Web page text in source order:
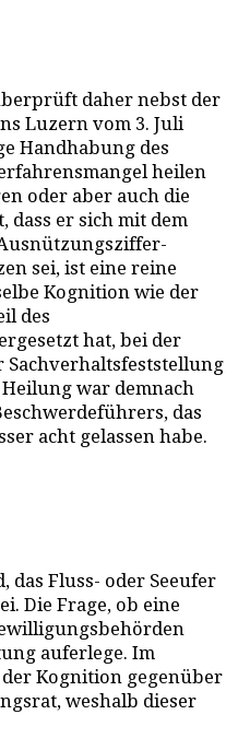
daher nebst der
Luzern vom 3. Juli
Handhabung des
heilen
oder aber auch die
dass er sich mit dem
sei, ist eine reine
Kognition wie der
des
hat, bei der
Sachverhaltsfeststellung
war demnach
das
acht gelassen habe.
das Fluss- oder Seeufer
Die Frage, ob eine
auferlege. Im
Kognition gegenüber
weshalb dieser